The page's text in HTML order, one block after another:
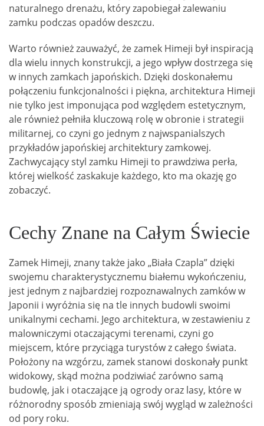
naturalnego drenażu, który zapobiegał zalewaniu
zamku podczas opadów deszczu.
Warto również zauważyć, że zamek Himeji był inspiracją
dla wielu innych konstrukcji, a jego wpływ dostrzega się
w innych zamkach japońskich. Dzięki doskonałemu
połączeniu funkcjonalności i piękna, architektura Himeji
nie tylko jest imponująca pod względem estetycznym,
ale również pełniła kluczową rolę w obronie i strategii
militarnej, co czyni go jednym z najwspanialszych
przykładów japońskiej architektury zamkowej.
Zachwycający styl zamku Himeji to prawdziwa perła,
której wielkość zaskakuje każdego, kto ma okazję go
zobaczyć.
Cechy Znane na Całym Świecie
Zamek Himeji, znany także jako „Biała Czapla” dzięki
swojemu charakterystycznemu białemu wykończeniu,
jest jednym z najbardziej rozpoznawalnych zamków w
Japonii i wyróżnia się na tle innych budowli swoimi
unikalnymi cechami. Jego architektura, w zestawieniu z
malowniczymi otaczającymi terenami, czyni go
miejscem, które przyciąga turystów z całego świata.
Położony na wzgórzu, zamek stanowi doskonały punkt
widokowy, skąd można podziwiać zarówno samą
budowlę, jak i otaczające ją ogrody oraz lasy, które w
różnorodny sposób zmieniają swój wygląd w zależności
od pory roku.